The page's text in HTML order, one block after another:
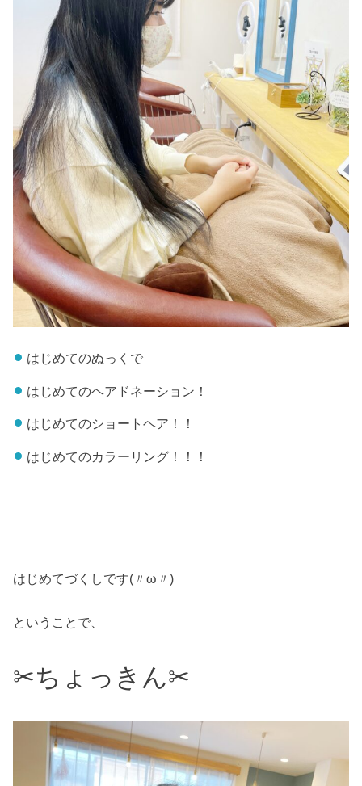
はじめてのぬっくで
はじめてのヘアドネーション！
はじめてのショートヘア！！
はじめてのカラーリング！！！
はじめてづくしです(〃ω〃)
ということで、
✂︎ちょっきん✂︎